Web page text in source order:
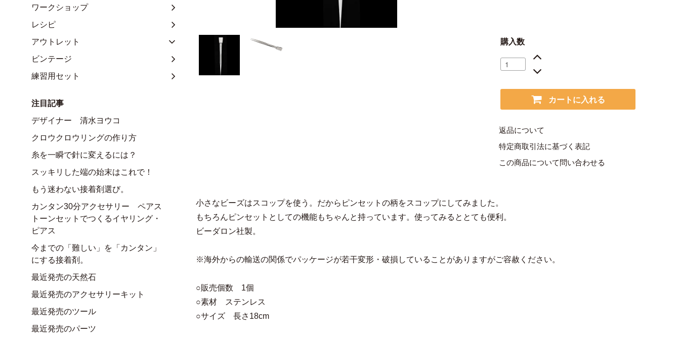
購入数
カートに入れる
返品について
特定商取引法に基づく表記
この商品について問い合わせる
小さなビーズはスコップを使う。だからピンセットの柄をスコップにしてみました。
もちろんピンセットとしての機能もちゃんと持っています。使ってみるととても便利。
ビーダロン社製。
※海外からの輸送の関係でパッケージが若干変形・破損していることがありますがご容赦ください。
○販売個数 1個
○素材 ステンレス
○サイズ 長さ18cm
ワークショップ
レシピ
アウトレット
ビンテージ
練習用セット
注目記事
デザイナー 清水ヨウコ
クロウクロウリングの作り方
糸を一瞬で針に変えるには？
スッキリした端の始末はこれで！
もう迷わない接着剤選び。
カンタン30分アクセサリー ペアス
トーンセットでつくるイヤリング・
ピアス
今までの「難しい」を「カンタン」
にする接着剤。
最近発売の天然石
最近発売のアクセサリーキット
最近発売のツール
最近発売のパーツ